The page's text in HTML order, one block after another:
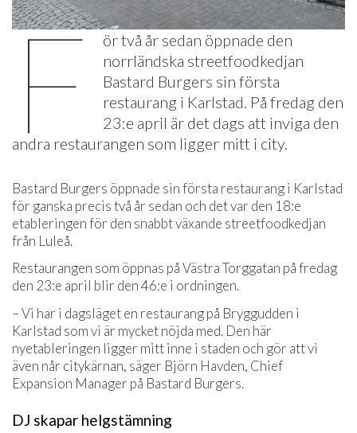
F
ör två år sedan öppnade den
norrländska streetfoodkedjan
Bastard Burgers sin första
restaurang i Karlstad. På fredag den
23:e april är det dags att inviga den
andra restaurangen som ligger mitt i city.
Bastard Burgers öppnade sin första restaurang i Karlstad
för ganska precis två år sedan och det var den 18:e
etableringen för den snabbt växande streetfoodkedjan
från Luleå.
Restaurangen som öppnas på Västra Torggatan på fredag
den 23:e april blir den 46:e i ordningen.
– Vi har i dagsläget en restaurang på Bryggudden i
Karlstad som vi är mycket nöjda med. Den här
nyetableringen ligger mitt inne i staden och gör att vi
även når citykärnan, säger Björn Havden, Chief
Expansion Manager på Bastard Burgers.
DJ skapar helgstämning